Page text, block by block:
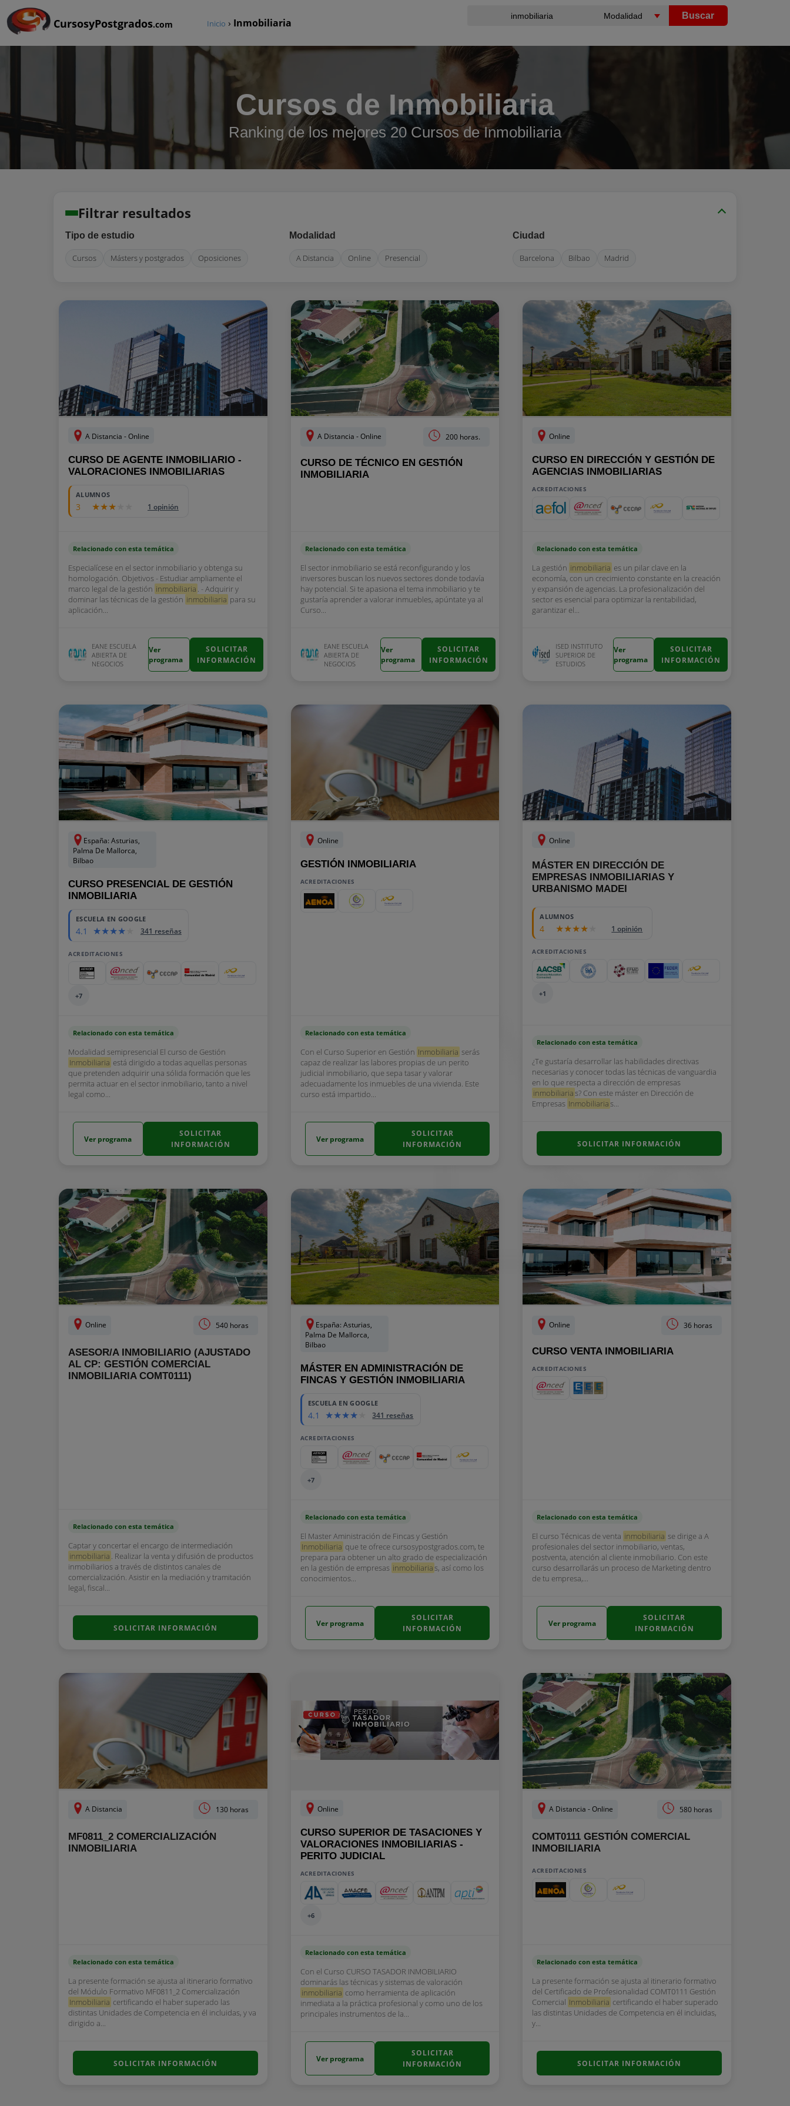
CursosyPostgrados.com
Buscar
Inicio › Inmobiliaria
Cursos de Inmobiliaria
Ranking de los mejores 20 Cursos de Inmobiliaria
Filtrar resultados
Tipo de estudio
Cursos Másters y postgrados Oposiciones
Modalidad
A Distancia Online Presencial
Ciudad
Barcelona Bilbao Madrid
A Distancia - Online
CURSO DE AGENTE INMOBILIARIO -
VALORACIONES INMOBILIARIAS
ALUMNOS
3 1 opinión
Relacionado con esta temática
Especialícese en el sector inmobiliario y obtenga su
homologación. Objetivos - Estudiar ampliamente el
marco legal de la gestión inmobiliaria . - Adquirir y
dominar las técnicas de la gestión inmobiliaria para su
aplicación...
EANE ESCUELA
ABIERTA DE
NEGOCIOS
Ver
programa
SOLICITAR
INFORMACIÓN
A Distancia - Online 200 horas.
CURSO DE TÉCNICO EN GESTIÓN
INMOBILIARIA
Relacionado con esta temática
El sector inmobiliario se está reconfigurando y los
inversores buscan los nuevos sectores donde todavía
hay potencial. Si te apasiona el tema inmobiliario y te
gustaría aprender a valorar inmuebles, apúntate ya al
Curso...
EANE ESCUELA
ABIERTA DE
NEGOCIOS
Ver
programa
SOLICITAR
INFORMACIÓN
Online
CURSO EN DIRECCIÓN Y GESTIÓN DE
AGENCIAS INMOBILIARIAS
ACREDITACIONES
Relacionado con esta temática
La gestión inmobiliaria es un pilar clave en la
economía, con un crecimiento constante en la creación
y expansión de agencias. La profesionalización del
sector es esencial para optimizar la rentabilidad,
garantizar el...
ISED INSTITUTO
SUPERIOR DE
ESTUDIOS
Ver
programa
SOLICITAR
INFORMACIÓN
España: Asturias,
Palma De Mallorca,
Bilbao
CURSO PRESENCIAL DE GESTIÓN
INMOBILIARIA
ESCUELA EN GOOGLE
4.1 341 reseñas
ACREDITACIONES
+7
Relacionado con esta temática
Modalidad semipresencial El curso de Gestión
Inmobiliaria está dirigido a todas aquellas personas
que pretenden adquirir una sólida formación que les
permita actuar en el sector inmobiliario, tanto a nivel
legal como...
Ver programa
SOLICITAR
INFORMACIÓN
Online
GESTIÓN INMOBILIARIA
ACREDITACIONES
Relacionado con esta temática
Con el Curso Superior en Gestión Inmobiliaria serás
capaz de realizar las labores propias de un perito
judicial inmobiliario, que sepa tasar y valorar
adecuadamente los inmuebles de una vivienda. Este
curso está impartido...
Ver programa
SOLICITAR
INFORMACIÓN
Online
MÁSTER EN DIRECCIÓN DE
EMPRESAS INMOBILIARIAS Y
URBANISMO MADEI
ALUMNOS
4 1 opinión
ACREDITACIONES
+1
Relacionado con esta temática
¿Te gustaría desarrollar las habilidades directivas
necesarias y conocer todas las técnicas de vanguardia
en lo que respecta a dirección de empresas
inmobiliarias? Con este máster en Dirección de
Empresas Inmobiliarias...
SOLICITAR INFORMACIÓN
Online 540 horas
ASESOR/A INMOBILIARIO (AJUSTADO
AL CP: GESTIÓN COMERCIAL
INMOBILIARIA COMT0111)
Relacionado con esta temática
Captar y concertar el encargo de intermediación
inmobiliaria . Realizar la venta y difusión de productos
inmobiliarios a través de distintos canales de
comercialización. Asistir en la mediación y tramitación
legal, fiscal...
SOLICITAR INFORMACIÓN
España: Asturias,
Palma De Mallorca,
Bilbao
MÁSTER EN ADMINISTRACIÓN DE
FINCAS Y GESTIÓN INMOBILIARIA
ESCUELA EN GOOGLE
4.1 341 reseñas
ACREDITACIONES
+7
Relacionado con esta temática
El Master Aministración de Fincas y Gestión
Inmobiliaria que te ofrece cursosypostgrados.com, te
prepara para obtener un alto grado de especialización
en la gestión de empresas inmobiliarias, así como los
conocimientos...
Ver programa
SOLICITAR
INFORMACIÓN
Online 36 horas
CURSO VENTA INMOBILIARIA
ACREDITACIONES
Relacionado con esta temática
El curso Técnicas de venta inmobiliaria se dirige a A
profesionales del sector inmobiliario, ventas,
postventa, atención al cliente inmobiliario. Con este
curso desarrollarás un proceso de Marketing dentro
de tu empresa,...
Ver programa
SOLICITAR
INFORMACIÓN
A Distancia 130 horas
MF0811_2 COMERCIALIZACIÓN
INMOBILIARIA
Relacionado con esta temática
La presente formación se ajusta al itinerario formativo
del Módulo Formativo MF0811_2 Comercialización
Inmobiliaria certificando el haber superado las
distintas Unidades de Competencia en él incluidas, y va
dirigido a...
SOLICITAR INFORMACIÓN
Online
CURSO SUPERIOR DE TASACIONES Y
VALORACIONES INMOBILIARIAS -
PERITO JUDICIAL
ACREDITACIONES
+6
Relacionado con esta temática
Con el Curso CURSO TASADOR INMOBILIARIO
dominarás las técnicas y sistemas de valoración
inmobiliaria como herramienta de aplicación
inmediata a la práctica profesional y como uno de los
principales instrumentos de la...
Ver programa
SOLICITAR
INFORMACIÓN
A Distancia - Online 580 horas
COMT0111 GESTIÓN COMERCIAL
INMOBILIARIA
ACREDITACIONES
Relacionado con esta temática
La presente formación se ajusta al itinerario formativo
del Certificado de Profesionalidad COMT0111 Gestión
Comercial Inmobiliaria certificando el haber superado
las distintas Unidades de Competencia en él incluidas,
y...
SOLICITAR INFORMACIÓN